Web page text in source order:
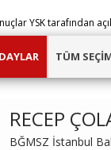
YSK tarafından
TÜM
RECEP
BĞMSZ İstanbul